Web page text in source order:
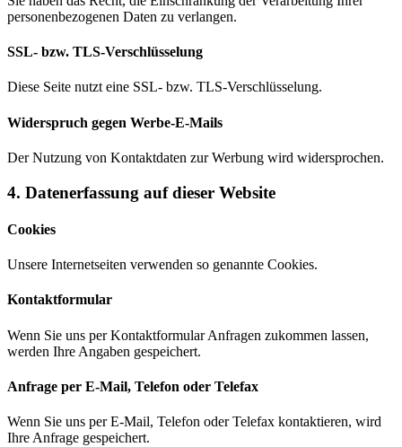
personenbezogenen Daten zu verlangen.
SSL- bzw. TLS-Verschlüsselung
Diese Seite nutzt eine SSL- bzw. TLS-Verschlüsselung.
Widerspruch gegen Werbe-E-Mails
Der Nutzung von Kontaktdaten zur Werbung wird widersprochen.
4. Datenerfassung auf dieser Website
Cookies
Unsere Internetseiten verwenden so genannte Cookies.
Kontaktformular
Wenn Sie uns per Kontaktformular Anfragen zukommen lassen,
werden Ihre Angaben gespeichert.
Anfrage per E-Mail, Telefon oder Telefax
Wenn Sie uns per E-Mail, Telefon oder Telefax kontaktieren, wird
Ihre Anfrage gespeichert.